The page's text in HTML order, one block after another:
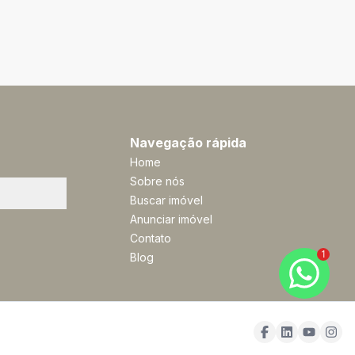
Navegação rápida
Home
Sobre nós
Buscar imóvel
Anunciar imóvel
Contato
Blog
1